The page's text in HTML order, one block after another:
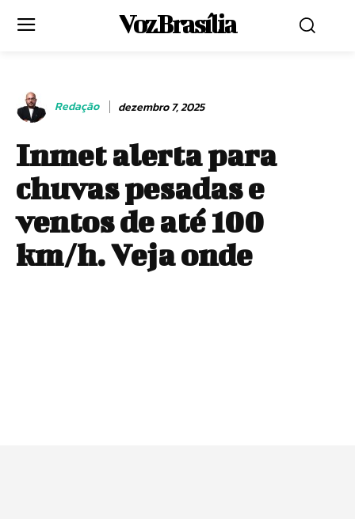
Voz Brasília
Redação dezembro 7, 2025
Inmet alerta para
chuvas pesadas e
ventos de até 100
km/h. Veja onde